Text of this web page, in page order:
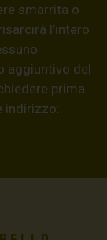
smarrita o
l’intero
aggiuntivo del
prima
indirizzo: